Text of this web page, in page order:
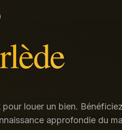
louer un bien.
approfondie du